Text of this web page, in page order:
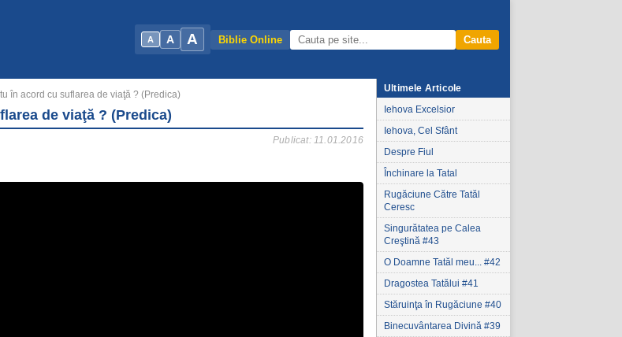
A A A Biblie Online Cauta
în acord cu suflarea de viaţă ? (Predica)
de viaţă ? (Predica)
Publicat: 11.01.2016
Ultimele Articole
Iehova Excelsior
Iehova, Cel Sfânt
Despre Fiul
Închinare la Tatal
Rugăciune Către Tatăl
Ceresc
Singurătatea pe Calea
Creştină #43
O Doamne Tatăl meu... #42
Dragostea Tatălui #41
Stăruinţa în Rugăciune #40
Binecuvântarea Divină #39